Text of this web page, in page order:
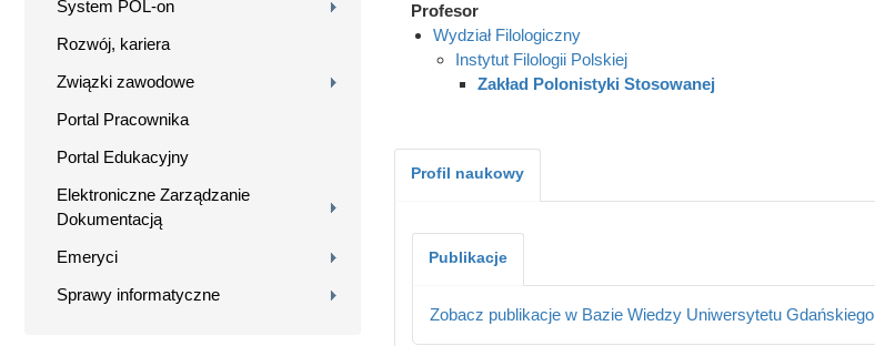
System POL-on
Rozwój, kariera
Związki zawodowe
Portal Pracownika
Portal Edukacyjny
Elektroniczne Zarządzanie
Dokumentacją
Emeryci
Sprawy informatyczne
Profesor
Wydział Filologiczny
Instytut Filologii Polskiej
Zakład Polonistyki Stosowanej
Profil naukowy
Publikacje
Zobacz publikacje w Bazie Wiedzy Uniwersytetu Gdańskiego